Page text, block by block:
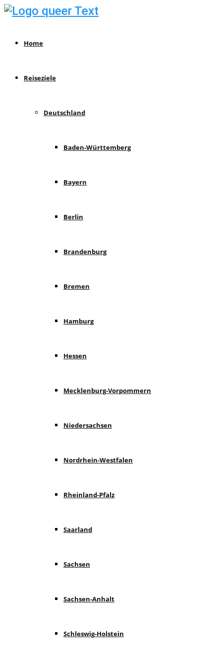
Home
Reiseziele
Deutschland
Baden-Württemberg
Bayern
Berlin
Brandenburg
Bremen
Hamburg
Hessen
Mecklenburg-Vorpommern
Niedersachsen
Nordrhein-Westfalen
Rheinland-Pfalz
Saarland
Sachsen
Sachsen-Anhalt
Schleswig-Holstein